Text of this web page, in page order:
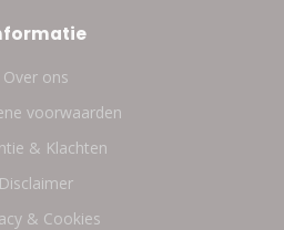
Over ons
voorwaarden
& Klachten
Disclaimer
& Cookies